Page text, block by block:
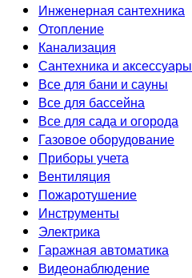
Инженерная сантехника
Отопление
Канализация
Сантехника и аксессуары
Все для бани и сауны
Все для бассейна
Все для сада и огорода
Газовое оборудование
Приборы учета
Вентиляция
Пожаротушение
Инструменты
Электрика
Гаражная автоматика
Видеонаблюдение